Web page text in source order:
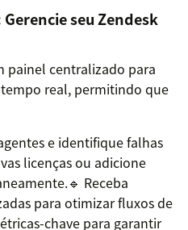
seu Zendesk
painel centralizado para
real, permitindo que
e identifique falhas
licenças ou adicione
Receba
para otimizar fluxos de
chave para garantir